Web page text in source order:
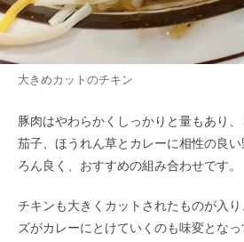
大きめカットのチキン
豚肉はやわらかくしっかりと量もあり、
茄子、ほうれん草とカレーに相性の良
ろん良く、おすすめの組み合わせです。
チキンも大きくカットされたものが入
ズがカレーにとけていくのも味変とな